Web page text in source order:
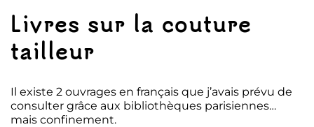
Livres sur la couture
tailleur
Il existe 2 ouvrages en français que j’avais prévu de
consulter grâce aux bibliothèques parisiennes…
mais confinement.